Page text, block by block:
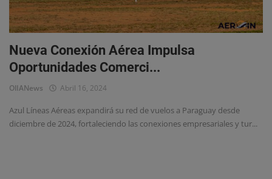
Eventos
Nueva Conexión Aérea Impulsa
Oportunidades Comerci...
OlIANews Abril 16, 2024
Azul Líneas Aéreas expandirá su red de vuelos a Paraguay desde
diciembre de 2024, fortaleciendo las conexiones empresariales y tur...